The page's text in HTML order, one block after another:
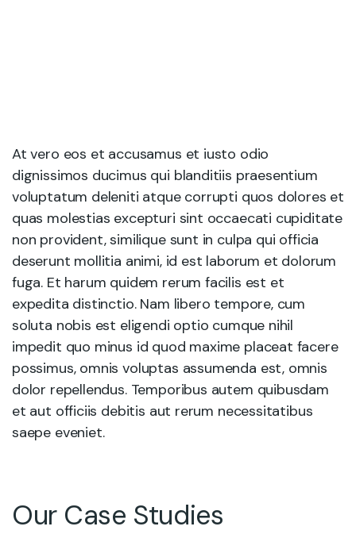
At vero eos et accusamus et iusto odio
dignissimos ducimus qui blanditiis praesentium
voluptatum deleniti atque corrupti quos dolores et
quas molestias excepturi sint occaecati cupiditate
non provident, similique sunt in culpa qui officia
deserunt mollitia animi, id est laborum et dolorum
fuga. Et harum quidem rerum facilis est et
expedita distinctio. Nam libero tempore, cum
soluta nobis est eligendi optio cumque nihil
impedit quo minus id quod maxime placeat facere
possimus, omnis voluptas assumenda est, omnis
dolor repellendus. Temporibus autem quibusdam
et aut officiis debitis aut rerum necessitatibus
saepe eveniet.
Our Case Studies